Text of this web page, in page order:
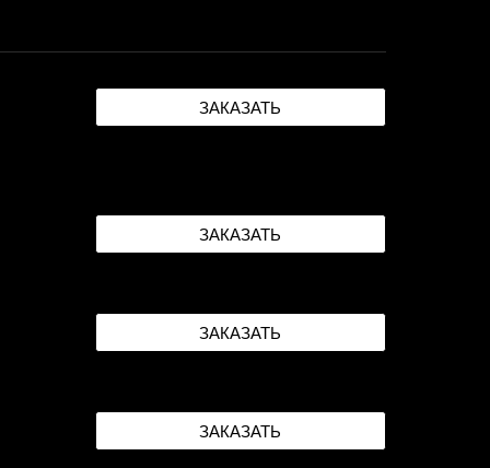
ЗАКАЗАТЬ
ЗАКАЗАТЬ
ЗАКАЗАТЬ
ЗАКАЗАТЬ